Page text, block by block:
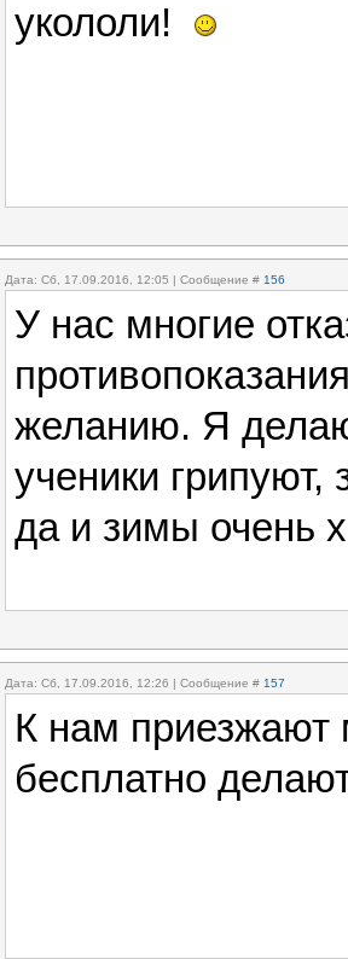
укололи!
Дата: Сб, 17.09.2016, 12:05 | Сообщение # 156
У нас многие
желанию. Я
ученики грипуют,
да и зимы очень
Дата: Сб, 17.09.2016, 12:26 | Сообщение # 157
К нам приезжают
бесплатно